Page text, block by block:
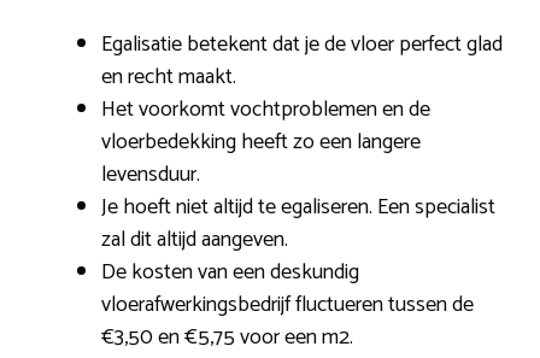
Egalisatie betekent dat je de vloer perfect glad
en recht maakt.
Het voorkomt vochtproblemen en de
vloerbedekking heeft zo een langere
levensduur.
Je hoeft niet altijd te egaliseren. Een specialist
zal dit altijd aangeven.
De kosten van een deskundig
vloerafwerkingsbedrijf fluctueren tussen de
€3,50 en €5,75 voor een m2.